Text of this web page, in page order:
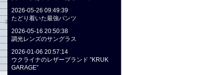
2026-05-26 09:49:39
たどり着いた最強パンツ
2026-05-16 20:50:38
調光レンズのサングラス
2026-01-06 20:57:14
ウクライナのレザーブランド ”KRUK
GARAGE”